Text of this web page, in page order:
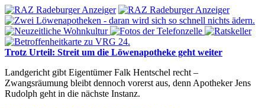
Trotz Urteil: Streit um die Löwenapotheke geht weiter
Landgericht gibt Eigentümer Falk Hentschel recht –
Zwangsräumung bleibt dennoch vorerst aus, denn Apotheker Jens
Rudolph geht in die nächste Instanz.